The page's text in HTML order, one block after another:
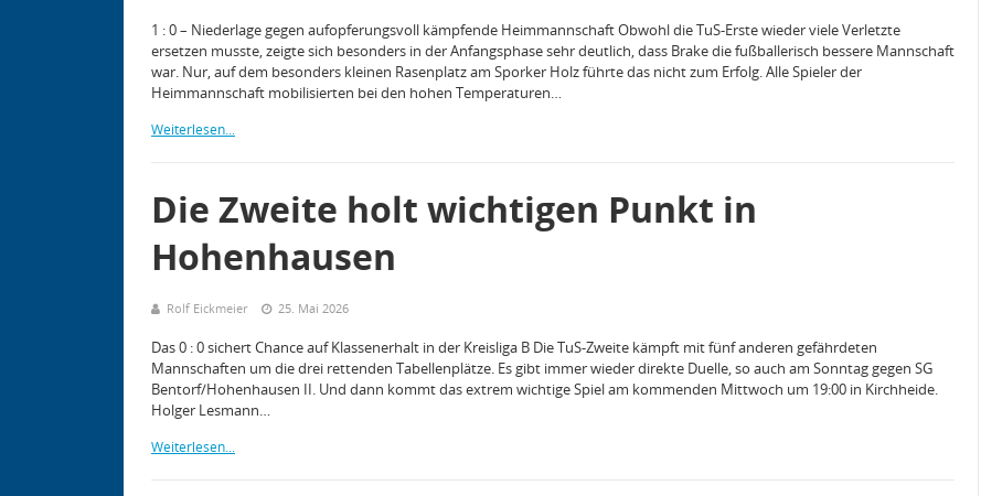
1 : 0 – Niederlage gegen aufopferungsvoll kämpfende Heimmannschaft Obwohl die TuS-Erste wieder viele Verletzte
ersetzen musste, zeigte sich besonders in der Anfangsphase sehr deutlich, dass Brake die fußballerisch bessere Mannschaft
war. Nur, auf dem besonders kleinen Rasenplatz am Sporker Holz führte das nicht zum Erfolg. Alle Spieler der
Heimmannschaft mobilisierten bei den hohen Temperaturen…
Weiterlesen...
Die Zweite holt wichtigen Punkt in
Hohenhausen
Rolf Eickmeier 25. Mai 2026
Das 0 : 0 sichert Chance auf Klassenerhalt in der Kreisliga B Die TuS-Zweite kämpft mit fünf anderen gefährdeten
Mannschaften um die drei rettenden Tabellenplätze. Es gibt immer wieder direkte Duelle, so auch am Sonntag gegen SG
Bentorf/Hohenhausen II. Und dann kommt das extrem wichtige Spiel am kommenden Mittwoch um 19:00 in Kirchheide.
Holger Lesmann…
Weiterlesen...